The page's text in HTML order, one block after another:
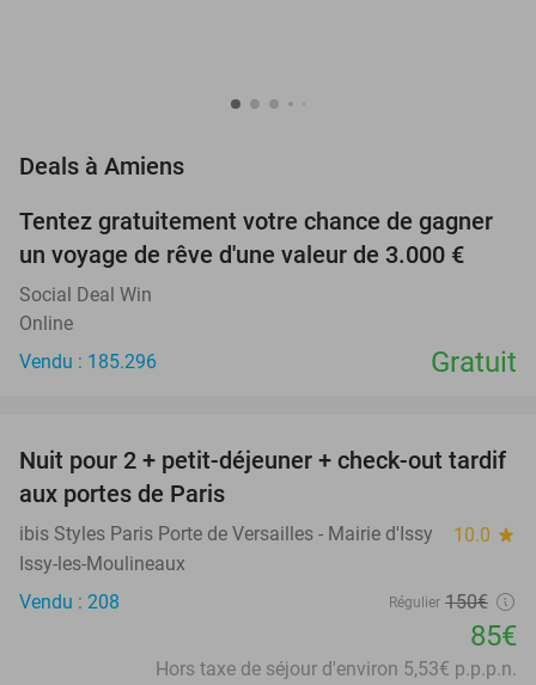
Deals à Amiens
Tentez gratuitement votre chance de gagner
un voyage de rêve d'une valeur de 3.000 €
Social Deal Win
Online
Vendu : 185.296
Gratuit
43%
Nuit pour 2 + petit-déjeuner + check-out tardif
aux portes de Paris
ibis Styles Paris Porte de Versailles - Mairie d'Issy 10.0 star
Issy-les-Moulineaux
Vendu : 208
Régulier 150€
85€
Hors taxe de séjour d'environ 5,53€ p.p.p.n.